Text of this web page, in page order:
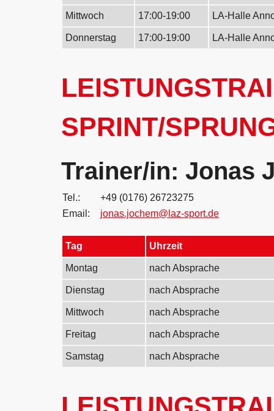
Mittwoch 17:00-19:00 LA-Halle
Donnerstag 17:00-19:00 LA-Halle
SPRINT/
Trainer/in: Jonas
Tel.:
+49 (0176) 26723275
Email:
jonas.jochem@laz-sport.de
Tag Uhrzeit
Montag nach Absprache
Dienstag nach Absprache
Mittwoch nach Absprache
Freitag nach Absprache
Samstag nach Absprache